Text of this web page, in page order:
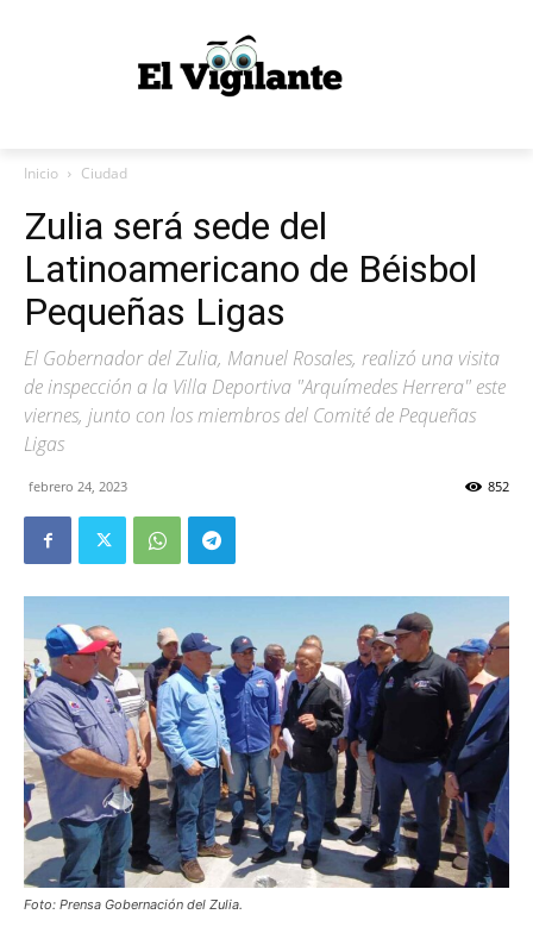
Inicio Ciudad
Zulia será sede del
Latinoamericano de Béisbol
Pequeñas Ligas
El Gobernador del Zulia, Manuel Rosales, realizó una visita
de inspección a la Villa Deportiva "Arquímedes Herrera" este
viernes, junto con los miembros del Comité de Pequeñas
Ligas
febrero 24, 2023 852
Foto: Prensa Gobernación del Zulia.